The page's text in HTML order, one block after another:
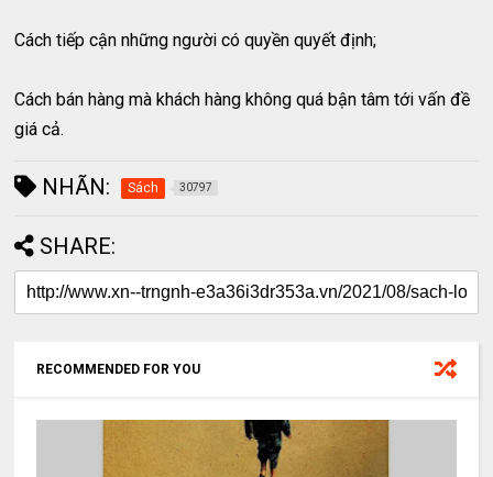
Cách tiếp cận những người có quyền quyết định;
Cách bán hàng mà khách hàng không quá bận tâm tới vấn đề
giá cả.
NHÃN: Sách 30797
SHARE:
RECOMMENDED FOR YOU